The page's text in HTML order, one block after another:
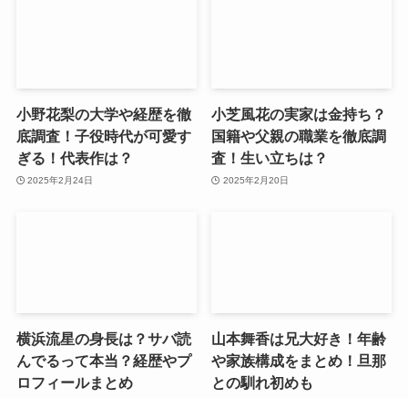
小野花梨の大学や経歴を徹
底調査！子役時代が可愛す
ぎる！代表作は？
2025年2月24日
小芝風花の実家は金持ち？
国籍や父親の職業を徹底調
査！生い立ちは？
2025年2月20日
横浜流星の身長は？サバ読
んでるって本当？経歴やプ
ロフィールまとめ
山本舞香は兄大好き！年齢
や家族構成をまとめ！旦那
との馴れ初めも